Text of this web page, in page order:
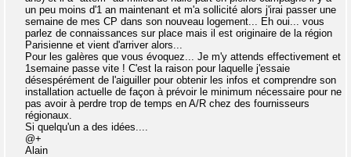
un peu moins d'1 an maintenant et m'a sollicité alors j'irai passer une
semaine de mes CP dans son nouveau logement... Eh oui... vous
parlez de connaissances sur place mais il est originaire de la région
Parisienne et vient d'arriver alors...
Pour les galères que vous évoquez... Je m'y attends effectivement et
1semaine passe vite ! C'est la raison pour laquelle j'essaie
désespérément de l'aiguiller pour obtenir les infos et comprendre son
installation actuelle de façon à prévoir le minimum nécessaire pour ne
pas avoir à perdre trop de temps en A/R chez des fournisseurs
régionaux.
Si quelqu'un a des idées....
@+
Alain